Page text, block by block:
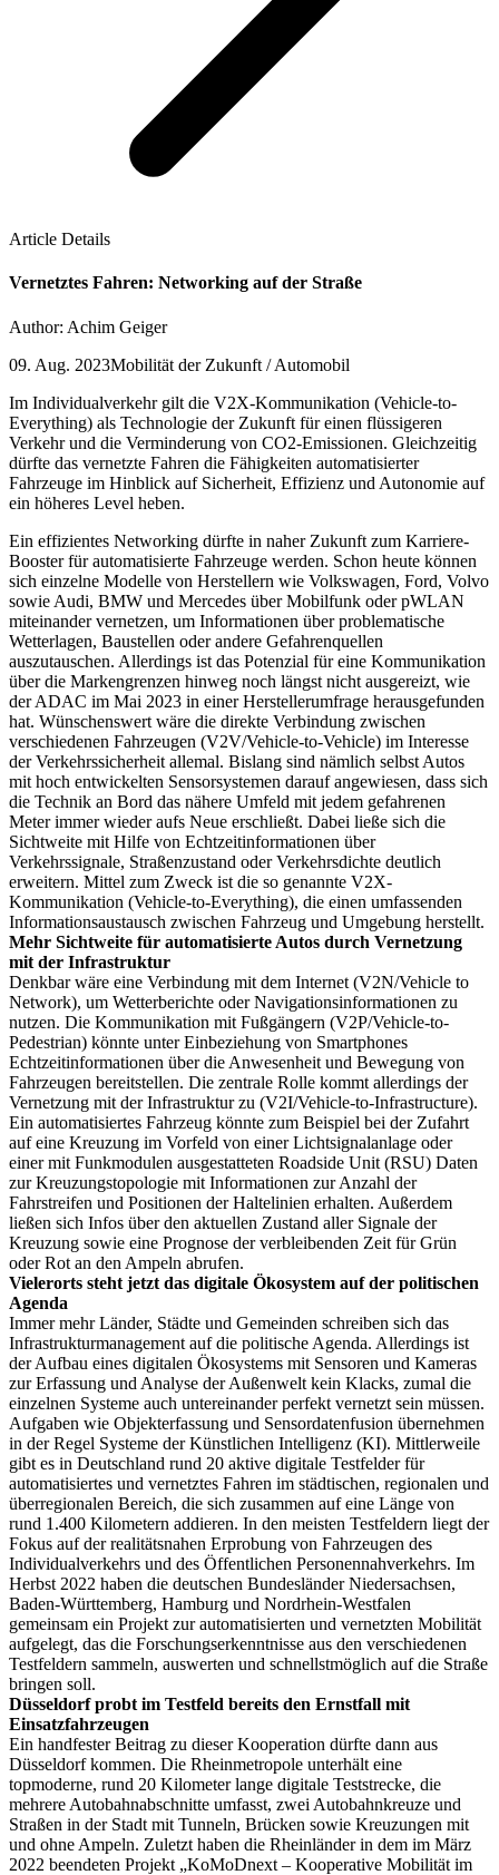
Article Details
Vernetztes Fahren: Networking auf der Straße
Author: Achim Geiger
09. Aug. 2023Mobilität der Zukunft / Automobil
Im Individualverkehr gilt die V2X-Kommunikation (Vehicle-to-
Everything) als Technologie der Zukunft für einen flüssigeren
Verkehr und die Verminderung von CO2-Emissionen. Gleichzeitig
dürfte das vernetzte Fahren die Fähigkeiten automatisierter
Fahrzeuge im Hinblick auf Sicherheit, Effizienz und Autonomie auf
ein höheres Level heben.
Ein effizientes Networking dürfte in naher Zukunft zum Karriere-
Booster für automatisierte Fahrzeuge werden. Schon heute können
sich einzelne Modelle von Herstellern wie Volkswagen, Ford, Volvo
sowie Audi, BMW und Mercedes über Mobilfunk oder pWLAN
miteinander vernetzen, um Informationen über problematische
Wetterlagen, Baustellen oder andere Gefahrenquellen
auszutauschen. Allerdings ist das Potenzial für eine Kommunikation
über die Markengrenzen hinweg noch längst nicht ausgereizt, wie
der ADAC im Mai 2023 in einer Herstellerumfrage herausgefunden
hat. Wünschenswert wäre die direkte Verbindung zwischen
verschiedenen Fahrzeugen (V2V/Vehicle-to-Vehicle) im Interesse
der Verkehrssicherheit allemal. Bislang sind nämlich selbst Autos
mit hoch entwickelten Sensorsystemen darauf angewiesen, dass sich
die Technik an Bord das nähere Umfeld mit jedem gefahrenen
Meter immer wieder aufs Neue erschließt. Dabei ließe sich die
Sichtweite mit Hilfe von Echtzeitinformationen über
Verkehrssignale, Straßenzustand oder Verkehrsdichte deutlich
erweitern. Mittel zum Zweck ist die so genannte V2X-
Kommunikation (Vehicle-to-Everything), die einen umfassenden
Informationsaustausch zwischen Fahrzeug und Umgebung herstellt.
Mehr Sichtweite für automatisierte Autos durch Vernetzung
mit der Infrastruktur
Denkbar wäre eine Verbindung mit dem Internet (V2N/Vehicle to
Network), um Wetterberichte oder Navigationsinformationen zu
nutzen. Die Kommunikation mit Fußgängern (V2P/Vehicle-to-
Pedestrian) könnte unter Einbeziehung von Smartphones
Echtzeitinformationen über die Anwesenheit und Bewegung von
Fahrzeugen bereitstellen. Die zentrale Rolle kommt allerdings der
Vernetzung mit der Infrastruktur zu (V2I/Vehicle-to-Infrastructure).
Ein automatisiertes Fahrzeug könnte zum Beispiel bei der Zufahrt
auf eine Kreuzung im Vorfeld von einer Lichtsignalanlage oder
einer mit Funkmodulen ausgestatteten Roadside Unit (RSU) Daten
zur Kreuzungstopologie mit Informationen zur Anzahl der
Fahrstreifen und Positionen der Haltelinien erhalten. Außerdem
ließen sich Infos über den aktuellen Zustand aller Signale der
Kreuzung sowie eine Prognose der verbleibenden Zeit für Grün
oder Rot an den Ampeln abrufen.
Vielerorts steht jetzt das digitale Ökosystem auf der politischen
Agenda
Immer mehr Länder, Städte und Gemeinden schreiben sich das
Infrastrukturmanagement auf die politische Agenda. Allerdings ist
der Aufbau eines digitalen Ökosystems mit Sensoren und Kameras
zur Erfassung und Analyse der Außenwelt kein Klacks, zumal die
einzelnen Systeme auch untereinander perfekt vernetzt sein müssen.
Aufgaben wie Objekterfassung und Sensordatenfusion übernehmen
in der Regel Systeme der Künstlichen Intelligenz (KI). Mittlerweile
gibt es in Deutschland rund 20 aktive digitale Testfelder für
automatisiertes und vernetztes Fahren im städtischen, regionalen und
überregionalen Bereich, die sich zusammen auf eine Länge von
rund 1.400 Kilometern addieren. In den meisten Testfeldern liegt der
Fokus auf der realitätsnahen Erprobung von Fahrzeugen des
Individualverkehrs und des Öffentlichen Personennahverkehrs. Im
Herbst 2022 haben die deutschen Bundesländer Niedersachsen,
Baden-Württemberg, Hamburg und Nordrhein-Westfalen
gemeinsam ein Projekt zur automatisierten und vernetzten Mobilität
aufgelegt, das die Forschungserkenntnisse aus den verschiedenen
Testfeldern sammeln, auswerten und schnellstmöglich auf die Straße
bringen soll.
Düsseldorf probt im Testfeld bereits den Ernstfall mit
Einsatzfahrzeugen
Ein handfester Beitrag zu dieser Kooperation dürfte dann aus
Düsseldorf kommen. Die Rheinmetropole unterhält eine
topmoderne, rund 20 Kilometer lange digitale Teststrecke, die
mehrere Autobahnabschnitte umfasst, zwei Autobahnkreuze und
Straßen in der Stadt mit Tunneln, Brücken sowie Kreuzungen mit
und ohne Ampeln. Zuletzt haben die Rheinländer in dem im März
2022 beendeten Projekt „KoMoDnext – Kooperative Mobilität im